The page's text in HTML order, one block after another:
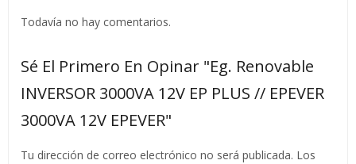
Todavía no hay comentarios.
Sé El Primero En Opinar "Eg. Renovable
INVERSOR 3000VA 12V EP PLUS // EPEVER
3000VA 12V EPEVER"
Tu dirección de correo electrónico no será publicada. Los